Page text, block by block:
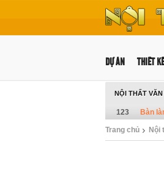
DỰ ÁN THIẾT
NỘI THẤT VĂN
123 Bàn
Trang chủ Nội